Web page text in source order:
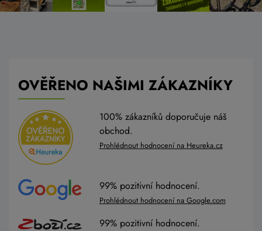
OVĚŘENO NAŠIMI ZÁKAZNÍKY
100% zákazníků doporučuje náš
obchod.
Prohlédnout hodnocení na Heureka.cz
99% pozitivní hodnocení.
Prohlédnout hodnocení na Google.com
99% pozitivní hodnocení.